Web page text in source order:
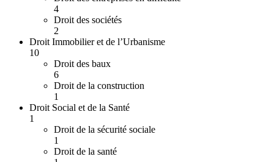
4
Droit des sociétés
2
Droit Immobilier et de l’Urbanisme
10
Droit des baux
6
Droit de la construction
1
Droit Social et de la Santé
1
Droit de la sécurité sociale
1
Droit de la santé